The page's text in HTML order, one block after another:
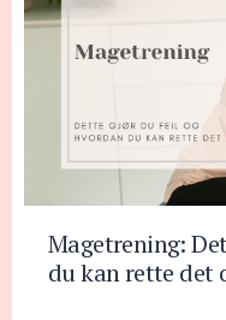
Magetrening:
du kan rette det